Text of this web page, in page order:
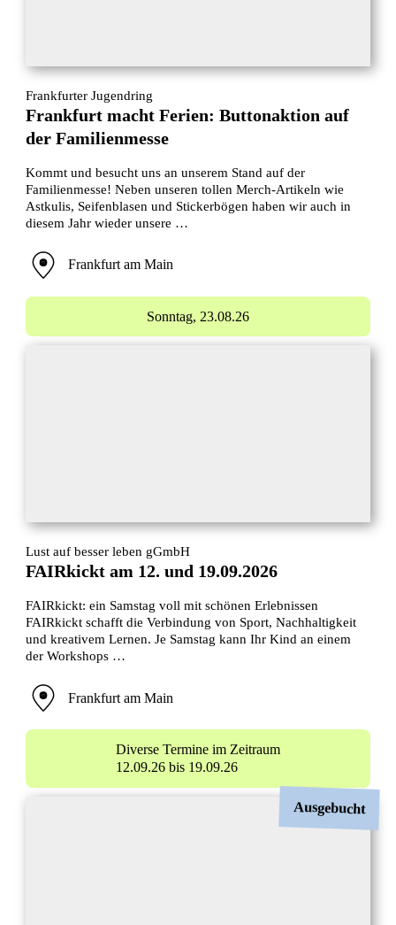
Frankfurter Jugendring
Frankfurt macht Ferien: Buttonaktion auf
der Familienmesse
Kommt und besucht uns an unserem Stand auf der
Familienmesse! Neben unseren tollen Merch-Artikeln wie
Astkulis, Seifenblasen und Stickerbögen haben wir auch in
diesem Jahr wieder unsere …
Frankfurt am Main
Sonntag, 23.08.26
Lust auf besser leben gGmbH
FAIRkickt am 12. und 19.09.2026
FAIRkickt: ein Samstag voll mit schönen Erlebnissen
FAIRkickt schafft die Verbindung von Sport, Nachhaltigkeit
und kreativem Lernen. Je Samstag kann Ihr Kind an einem
der Workshops …
Frankfurt am Main
Diverse Termine im Zeitraum
12.09.26 bis 19.09.26
Ausgebucht